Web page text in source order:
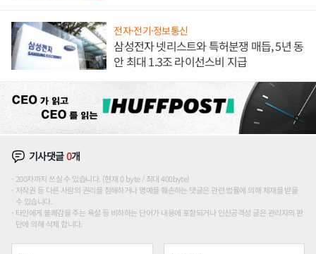
전자·전기·정보통신
삼성전자 넷리스트와 특허분쟁 매듭, 5년 동
안 최대 1.3조 라이선스비 지급
기사댓글0개
200자까지 쓰실 수 있습니다. (현재 0 byte / 최대 400byte)
저작권 등 다른 사람의 권리를 침해하거나 명예를 훼손하는 댓글은 관련 법률에 의해 제재를 받을
수 있습니다.
타인에게 불쾌감을 주는 욕설 등 비하하는 단어가 내용에 포함되거나 인신공격성 글은 관리자의 판
단에 의해 삭제 합니다.